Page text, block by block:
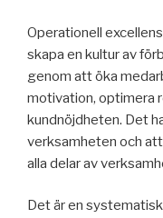
Operationell
skapa en kultur av
genom att öka
motivation, optimera
kundnöjdheten. Det
verksamheten och
alla delar av
Det är en